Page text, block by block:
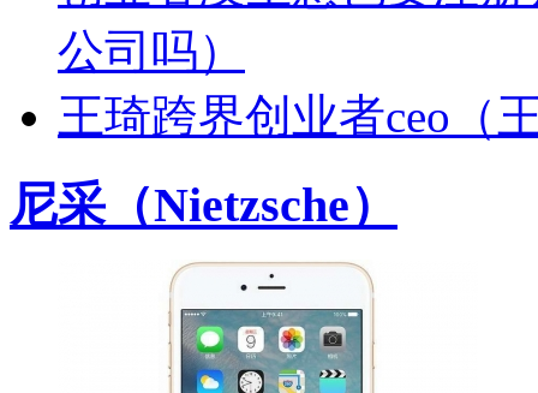
公司吗）
王琦跨界创业者ceo（
尼采（Nietzsche）